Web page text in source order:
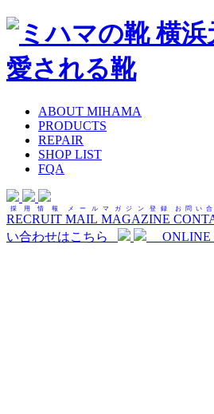
ABOUT MIHAMA
PRODUCTS
REPAIR
SHOP LIST
FQA
RECRUIT
採用情報
MAIL MAGAZINE
メールマガジン登録 お問い
い合わせはこちら